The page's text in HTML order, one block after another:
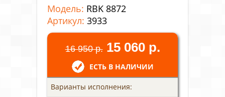
Модель: RBK 8872
Артикул: 3933
16 950 р. 15 060 р.
ЕСТЬ В НАЛИЧИИ
Варианты исполнения: